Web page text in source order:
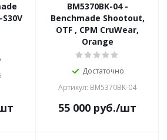
BM5370BK-04 -
Benchmade Shootout,
OTF , CPM CruWear,
Orange
Достаточно
Артикул: BM5370BK-04
55 000 руб./шт